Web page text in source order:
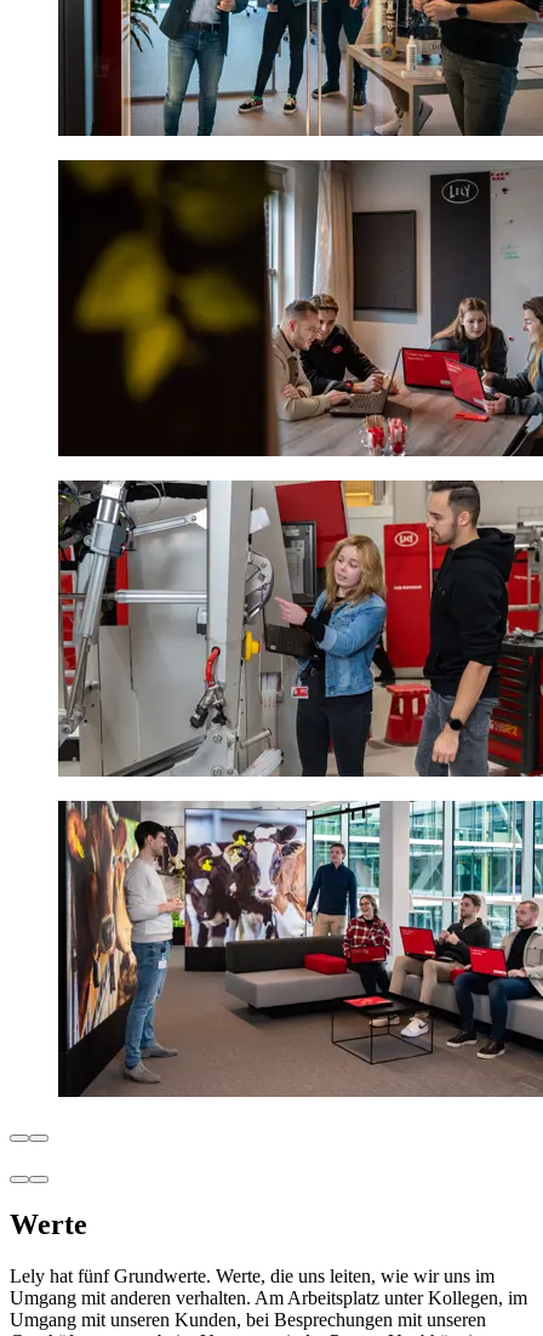
Werte
Lely hat fünf Grundwerte. Werte, die uns leiten, wie wir uns im
Umgang mit anderen verhalten. Am Arbeitsplatz unter Kollegen, im
Umgang mit unseren Kunden, bei Besprechungen mit unseren